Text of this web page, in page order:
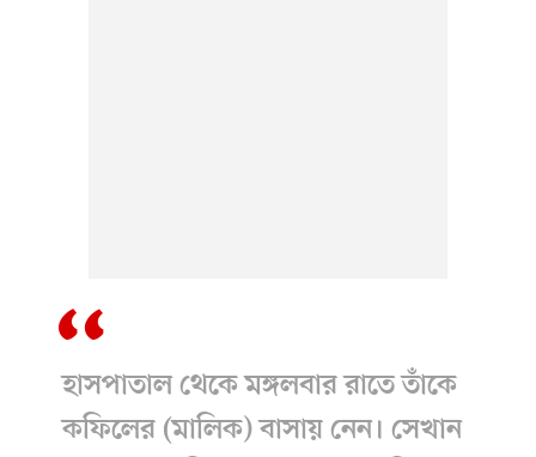
হাসপাতাল থেকে মঙ্গলবার রাতে তাঁকে
কফিলের (মালিক) বাসায় নেন। সেখান